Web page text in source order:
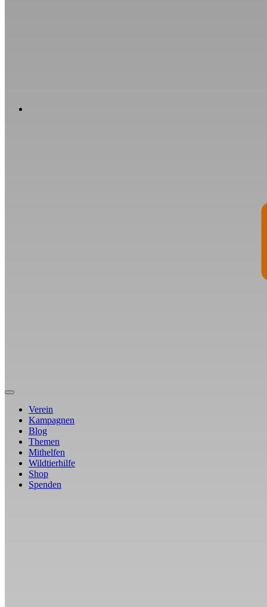
Verein
Kampagnen
Blog
Themen
Mithelfen
Wildtierhilfe
Shop
Spenden